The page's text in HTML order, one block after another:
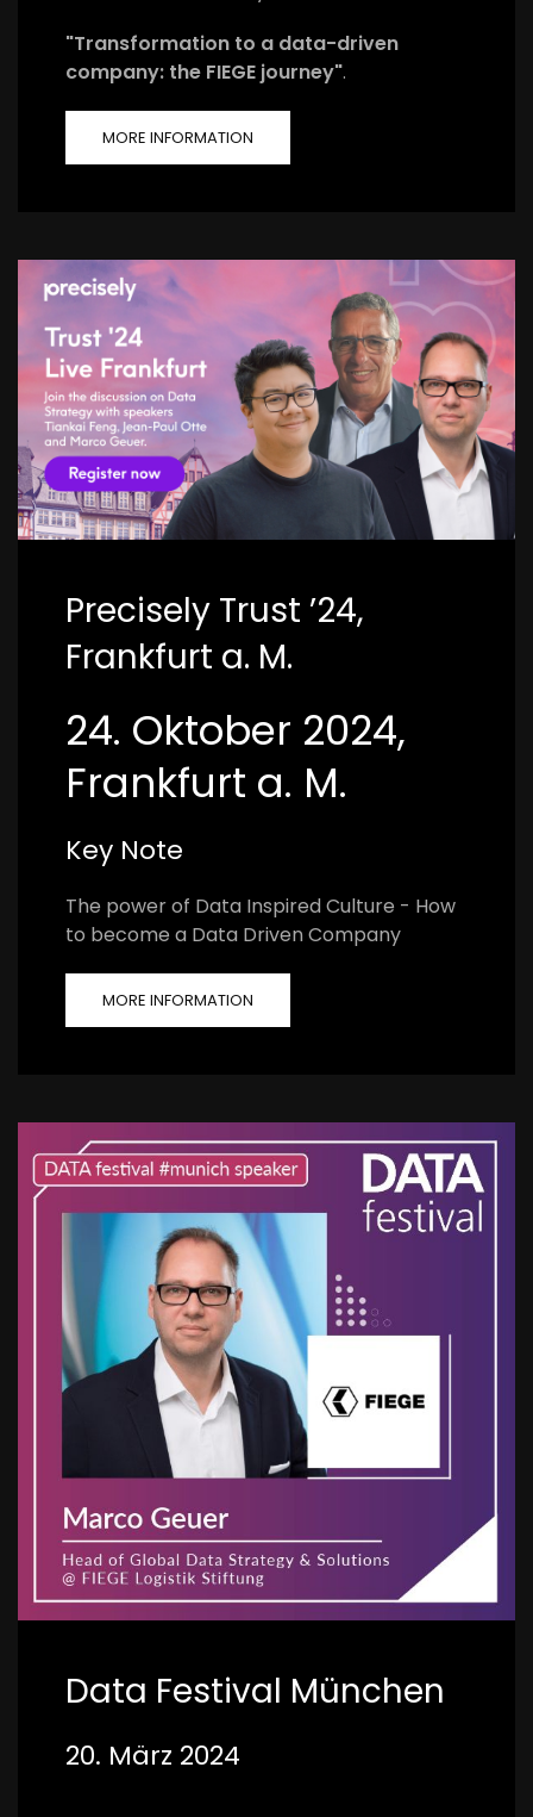
"Transformation to a data-driven
company: the FIEGE journey".
MORE INFORMATION
Precisely Trust ’24,
Frankfurt a. M.
24. Oktober 2024,
Frankfurt a. M.
Key Note
The power of Data Inspired Culture - How
to become a Data Driven Company
MORE INFORMATION
Data Festival München
20. März 2024